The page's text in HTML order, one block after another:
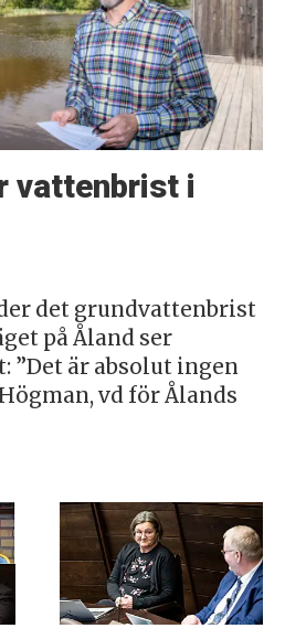
vattenbrist i
det grundvattenbrist
på Åland ser
”Det är absolut ingen
vd för Ålands